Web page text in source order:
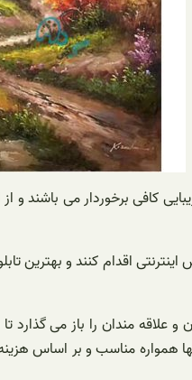
کافی برخوردار می باشند
اقدام کنند و
علاقه مندان را باز می
همواره مناسب و بر اساس